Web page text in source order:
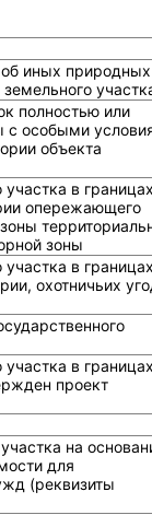
иных природных
полностью или
с особыми
объекта
в
опережающего
зоны
в
охотничьих
в
проект
на
для
(реквизиты